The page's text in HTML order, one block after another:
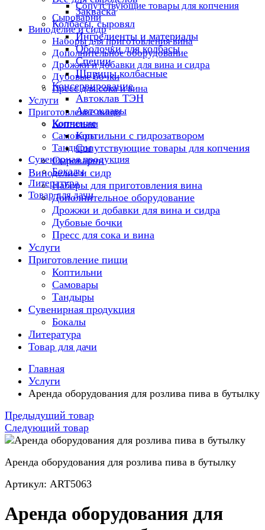
Сопутствующие товары для копчения
Сыроварни
Виноделие и сидр
Наборы для приготовления вина
Дополнительное оборудование
Дрожжи и добавки для вина и сидра
Дубовые бочки
Пресс для сока и вина
Услуги
Приготовление пищи
Коптильни
Самовары
Тандыры
Сувенирная продукция
Бокалы
Литература
Товар для дачи
Закваска
Колбасы, сыровял
Ингредиенты и материалы
Оболочки для колбасы
Специи
Шприцы колбасные
Консервирование
Автоклав ТЭН
Автоклавы
Копчение
Коптильни с гидрозатвором
Сопутствующие товары для копчения
Сыроварни
Виноделие и сидр
Наборы для приготовления вина
Дополнительное оборудование
Дрожжи и добавки для вина и сидра
Дубовые бочки
Пресс для сока и вина
Услуги
Приготовление пищи
Коптильни
Самовары
Тандыры
Сувенирная продукция
Бокалы
Литература
Товар для дачи
Главная
Услуги
Аренда оборудования для розлива пива в бутылку
Предыдущий товар
Следующий товар
Аренда оборудования для розлива пива в бутылку
Артикул: ART5063
Аренда оборудования для